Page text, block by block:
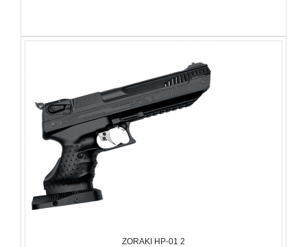
ZORAKI HP-01 2